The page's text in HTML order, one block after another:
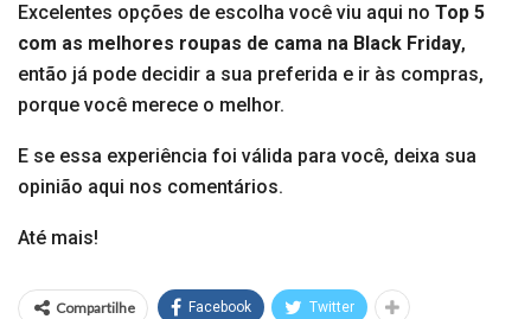
Excelentes opções de escolha você viu aqui no Top 5
com as melhores roupas de cama na Black Friday,
então já pode decidir a sua preferida e ir às compras,
porque você merece o melhor.
E se essa experiência foi válida para você, deixa sua
opinião aqui nos comentários.
Até mais!
Compartilhe Facebook Twitter